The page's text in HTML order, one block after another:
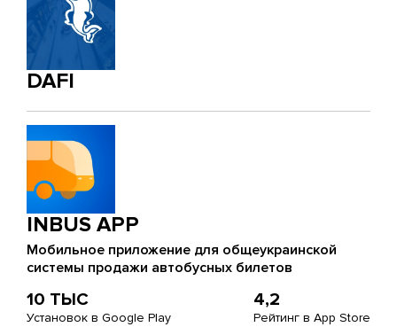
DAFI
INBUS APP
Мобильное приложение для общеукраинской
системы продажи автобусных билетов
10 ТЫС
Установок в Google Play
4,2
Рейтинг в App Store